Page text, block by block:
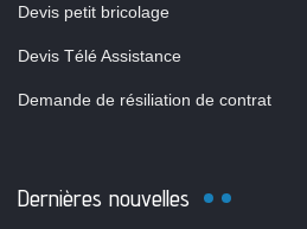
Devis petit bricolage
Devis Télé Assistance
Demande de résiliation de contrat
Dernières nouvelles